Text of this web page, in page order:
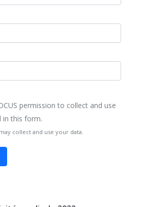
permission to collect and use
in this form.
collect and use your data.